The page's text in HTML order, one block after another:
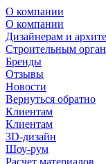
О компании
О компании
Дизайнерам и
Строительным
Бренды
Отзывы
Новости
Вернуться обратно
Клиентам
Клиентам
3D-дизайн
Шоу-рум
Расчет материалов